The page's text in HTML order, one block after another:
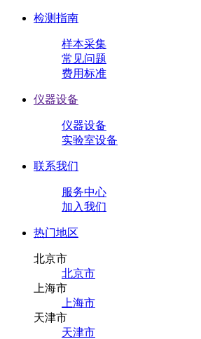
检测指南
样本采集
常见问题
费用标准
仪器设备
仪器设备
实验室设备
联系我们
服务中心
加入我们
热门地区
北京市
北京市
上海市
上海市
天津市
天津市